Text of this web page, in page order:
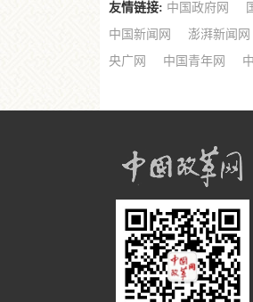
友情链接: 中国政府网
中国新闻网
澎湃新闻网
央广网
中国青年网